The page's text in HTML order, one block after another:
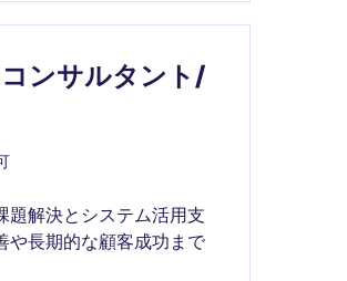
ンサルタント/
題解決とシステム活用支
や長期的な顧客成功まで